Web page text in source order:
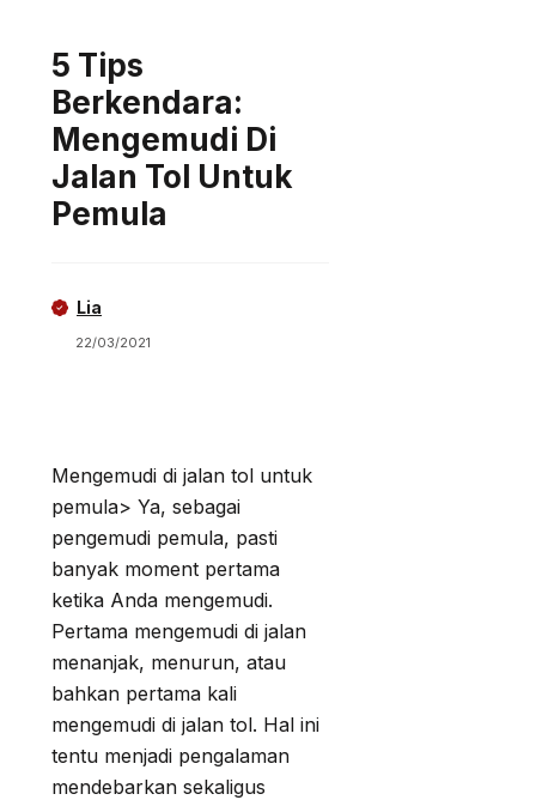
5 Tips
Berkendara:
Mengemudi Di
Jalan Tol Untuk
Pemula
Lia
22/03/2021
Mengemudi di jalan tol untuk
pemula> Ya, sebagai
pengemudi pemula, pasti
banyak moment pertama
ketika Anda mengemudi.
Pertama mengemudi di jalan
menanjak, menurun, atau
bahkan pertama kali
mengemudi di jalan tol. Hal ini
tentu menjadi pengalaman
mendebarkan sekaligus